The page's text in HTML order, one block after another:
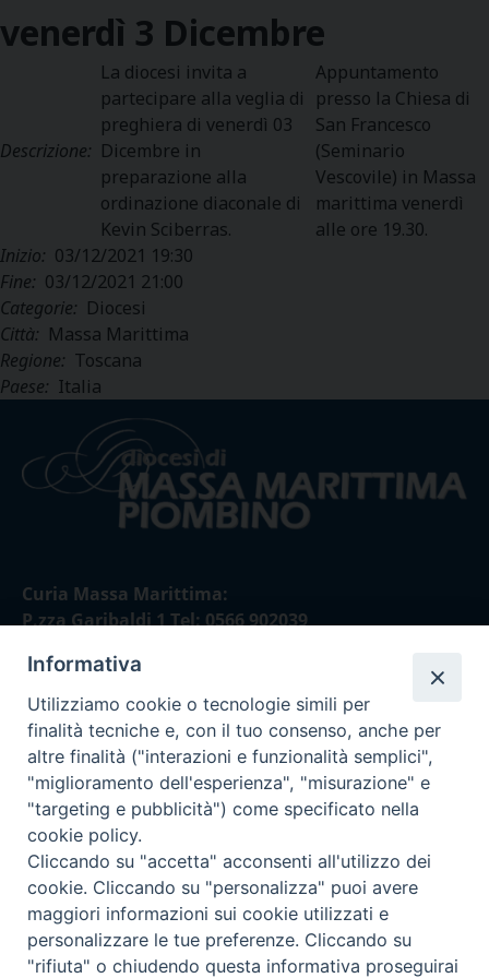
venerdì 3 Dicembre
Descrizione:
La diocesi invita a
partecipare alla veglia di
preghiera di venerdì 03
Dicembre in
preparazione alla
ordinazione diaconale di
Kevin Sciberras.
Appuntamento
presso la Chiesa di
San Francesco
(Seminario
Vescovile) in Massa
marittima venerdì
alle ore 19.30.
Inizio: 03/12/2021 19:30
Fine: 03/12/2021 21:00
Categorie: Diocesi
Città: Massa Marittima
Regione: Toscana
Paese: Italia
Curia Massa Marittima:
P.zza Garibaldi 1 Tel: 0566 902039
Curia Piombino:
Via Don Minzoni,58/A Tel e Fax: 0565 32036
E-mail:
curia@diocesimassamarittima.it
Privacy policy - trasparenza
Informativa
Utilizziamo cookie o tecnologie simili per
finalità tecniche e, con il tuo consenso, anche per
altre finalità ("interazioni e funzionalità semplici",
"miglioramento dell'esperienza", "misurazione" e
"targeting e pubblicità") come specificato nella
cookie policy.
Cliccando su "accetta" acconsenti all'utilizzo dei
cookie. Cliccando su "personalizza" puoi avere
maggiori informazioni sui cookie utilizzati e
personalizzare le tue preferenze. Cliccando su
"rifiuta" o chiudendo questa informativa proseguirai